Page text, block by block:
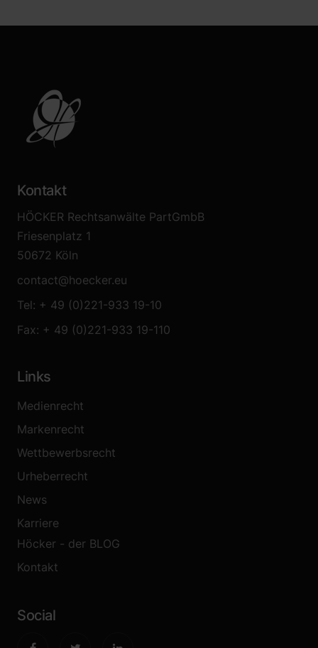
Kontakt
HÖCKER Rechtsanwälte PartGmbB
Friesenplatz 1
50672 Köln
contact@hoecker.eu
Tel: + 49 (0)221-933 19-10
Fax: + 49 (0)221-933 19-110
Links
Medienrecht
Markenrecht
Wettbewerbsrecht
Urheberrecht
News
Karriere
Höcker - der BLOG
Kontakt
Social